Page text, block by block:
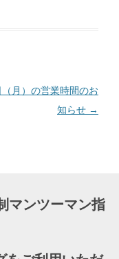
月）の営業時間のお
知らせ →
マンツーマン指